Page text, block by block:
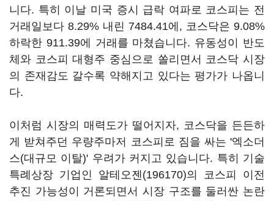
니다. 특히 이날 미국 증시 급락 여파로 코스피는 전
거래일보다 8.29% 내린 7484.41에, 코스닥은 9.08%
하락한 911.39에 거래를 마쳤습니다. 유동성이 반도
체와 코스피 대형주 중심으로 쏠리면서 코스닥 시장
의 존재감도 갈수록 약해지고 있다는 평가가 나옵니
다.
이처럼 시장의 매력도가 떨어지자, 코스닥을 든든하
게 받쳐주던 우량주마저 코스피로 짐을 싸는 '엑소더
스(대규모 이탈)' 우려가 커지고 있습니다. 특히 기술
특례상장 기업인 알테오젠(196170)의 코스피 이전
추진 가능성이 거론되면서 시장 구조를 둘러싼 논란